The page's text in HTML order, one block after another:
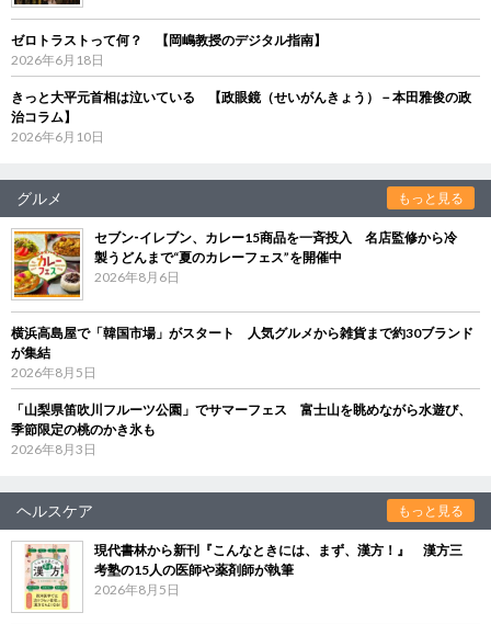
ゼロトラストって何？ 【岡嶋教授のデジタル指南】
2026年6月18日
きっと大平元首相は泣いている 【政眼鏡（せいがんきょう）－本田雅俊の政
治コラム】
2026年6月10日
グルメ もっと見る
セブン‐イレブン、カレー15商品を一斉投入 名店監修から冷
製うどんまで“夏のカレーフェス”を開催中
2026年8月6日
横浜高島屋で「韓国市場」がスタート 人気グルメから雑貨まで約30ブランド
が集結
2026年8月5日
「山梨県笛吹川フルーツ公園」でサマーフェス 富士山を眺めながら水遊び、
季節限定の桃のかき氷も
2026年8月3日
ヘルスケア もっと見る
現代書林から新刊『こんなときには、まず、漢方！』 漢方三
考塾の15人の医師や薬剤師が執筆
2026年8月5日